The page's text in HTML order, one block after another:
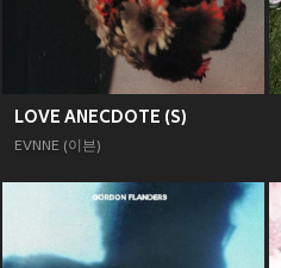
LOVE ANECDOTE (S)
EVNNE (이븐)